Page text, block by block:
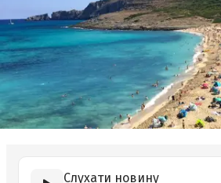
Слухати новину